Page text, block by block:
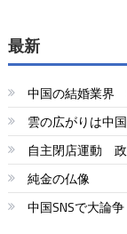
最新
中国の結婚業界
雲の広がりは中
自主閉店運動
純金の仏像
中国SNSで大論